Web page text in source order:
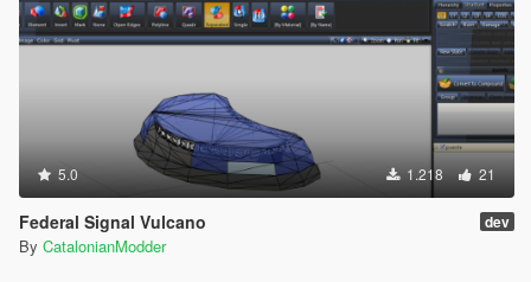
5.0 1.218 21
Federal Signal Vulcano dev
By CatalonianModder